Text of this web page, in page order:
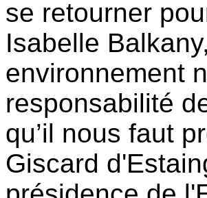
se retourner
Isabelle
environnement
responsabilité
qu’il nous faut
Giscard